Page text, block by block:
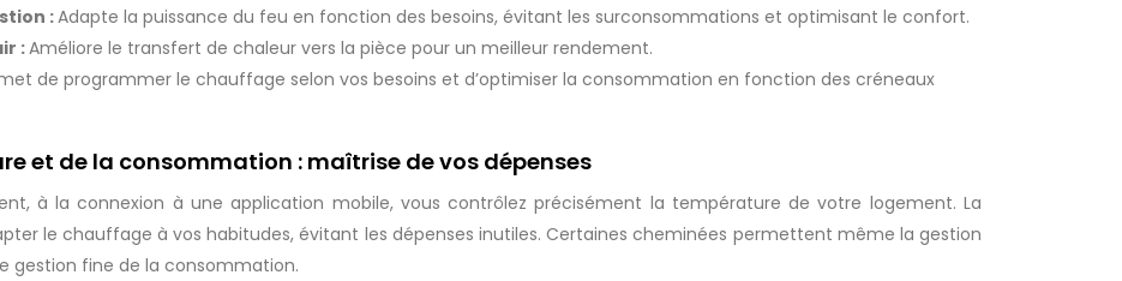
:Adapte la puissance du feu en fonction des besoins, évitant les surconsommations et optimisant le confort.
:Améliore le transfert de chaleur vers la pièce pour un meilleur rendement.
de programmer le chauffage selon vos besoins et d’optimiser la consommation en fonction des créneaux
et de la consommation : maîtrise de vos dépenses
à la connexion à une application mobile, vous contrôlez précisément la température de votre logement. La
le chauffage à vos habitudes, évitant les dépenses inutiles. Certaines cheminées permettent même la gestion
gestion fine de la consommation.